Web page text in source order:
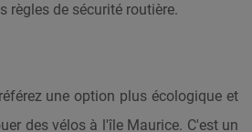
règles de sécurité routière.
une option plus écologique et
des vélos à l'île Maurice. C'est un